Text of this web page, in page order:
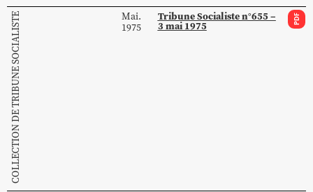
COLLECTION DE TRIBUNE SOCIALISTE
Mai.
1975
Tribune Socialiste n°655 –
3 mai 1975 PDF